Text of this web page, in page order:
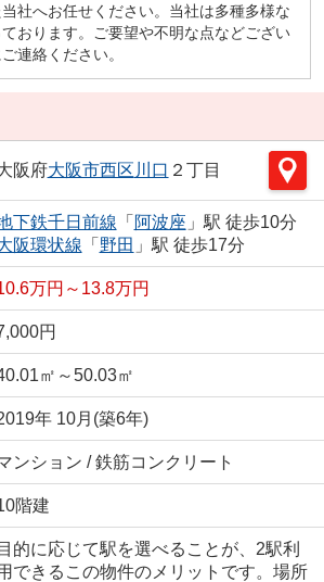
社へお任せください。当社は多種多様な
おります。ご要望や不明な点などござい
連絡ください。
阪府大阪市西区 川口 ２丁目
下鉄千日前線 「 阿波座 」駅 徒歩10分
阪環状線 「 野田 」駅 徒歩17分
万円～13.8万円
円
㎡～50.03㎡
年 10月(築6年)
ンション / 鉄筋コンクリート
階建
目的に応じて駅を選べることが、2駅利
できるこの物件のメリットです。場所